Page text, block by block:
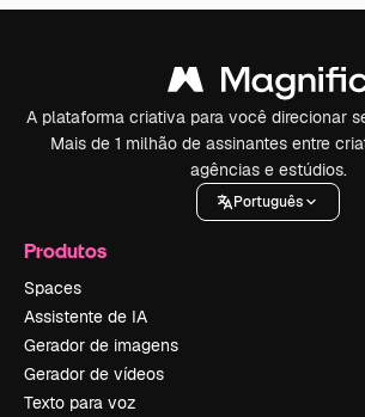
A plataforma criativa para você direcionar
Mais de 1 milhão de assinantes entre
agências e estúdios.
Português
Produtos
Spaces
Assistente de IA
Gerador de imagens
Gerador de vídeos
Texto para voz